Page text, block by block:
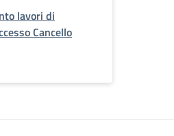
lavori di
Cancello